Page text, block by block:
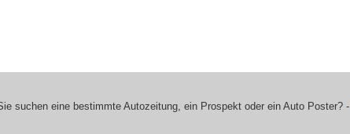
suchen eine bestimmte Autozeitung, ein Prospekt oder ein Auto Poster? -